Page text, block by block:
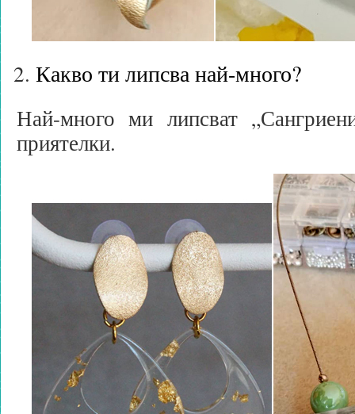
Какво ти липсва най-много?
Най-много ми липсват
приятелки.